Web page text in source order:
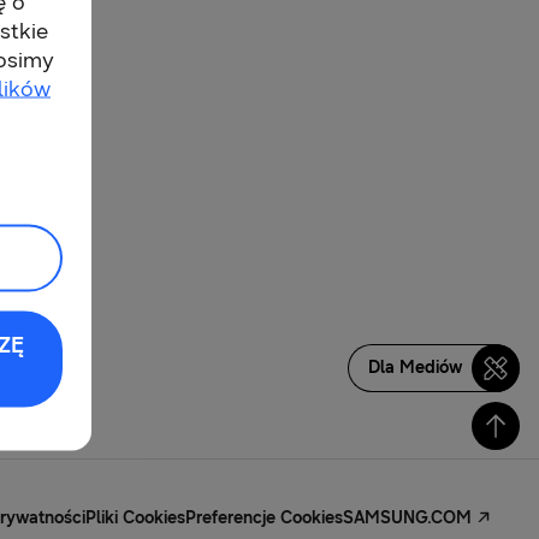
Dla Mediów
Pliki CookiesPreferencje CookiesSAMSUNG.COM